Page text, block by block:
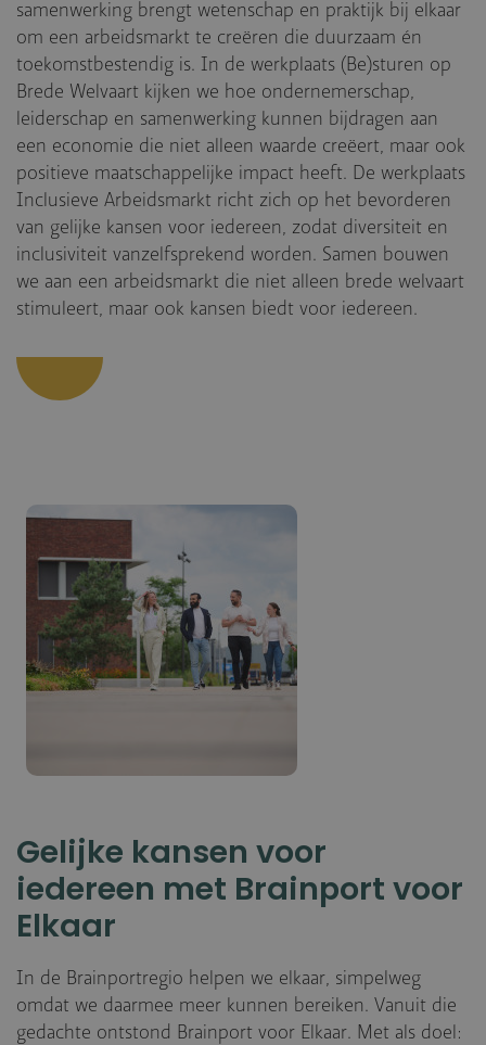
samenwerking brengt wetenschap en praktijk bij elkaar
om een arbeidsmarkt te creëren die duurzaam én
toekomstbestendig is. In de werkplaats (Be)sturen op
Brede Welvaart kijken we hoe ondernemerschap,
leiderschap en samenwerking kunnen bijdragen aan
een economie die niet alleen waarde creëert, maar ook
positieve maatschappelijke impact heeft. De werkplaats
Inclusieve Arbeidsmarkt richt zich op het bevorderen
van gelijke kansen voor iedereen, zodat diversiteit en
inclusiviteit vanzelfsprekend worden. Samen bouwen
we aan een arbeidsmarkt die niet alleen brede welvaart
stimuleert, maar ook kansen biedt voor iedereen.
Gelijke kansen voor
iedereen met Brainport voor
Elkaar
In de Brainportregio helpen we elkaar, simpelweg
omdat we daarmee meer kunnen bereiken. Vanuit die
gedachte ontstond Brainport voor Elkaar. Met als doel: